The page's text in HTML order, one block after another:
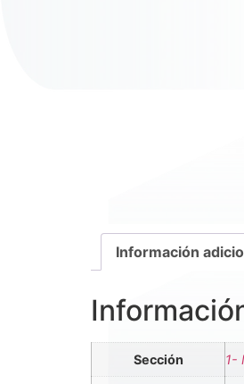
Información
Sección 1-